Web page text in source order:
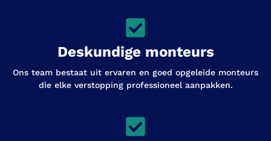
Deskundige monteurs
Ons team bestaat uit ervaren en goed opgeleide monteurs
die elke verstopping professioneel aanpakken.